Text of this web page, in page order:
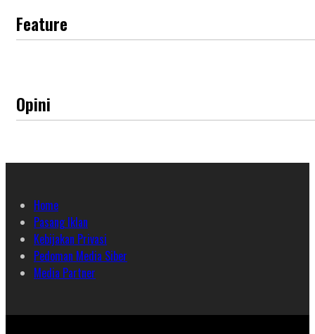
Feature
Opini
Home
Pasang Iklan
Kebijakan Privasi
Pedoman Media Siber
Media Partner